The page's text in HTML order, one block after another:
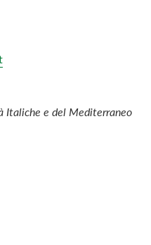
Italiche e del Mediterraneo